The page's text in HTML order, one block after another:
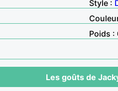
Style :
Poids :
Les goûts de